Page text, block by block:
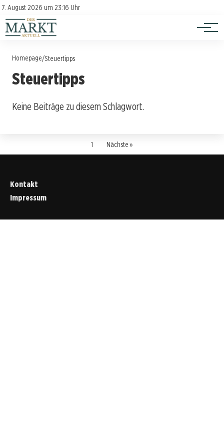
7. August 2026 um 23:16 Uhr
Kontakt
Impressum
Investition
Verbraucherschutz
Homepage/Steuertipps
Steuertipps
Keine Beiträge zu diesem Schlagwort.
1 Nächste »
Kontakt
Impressum